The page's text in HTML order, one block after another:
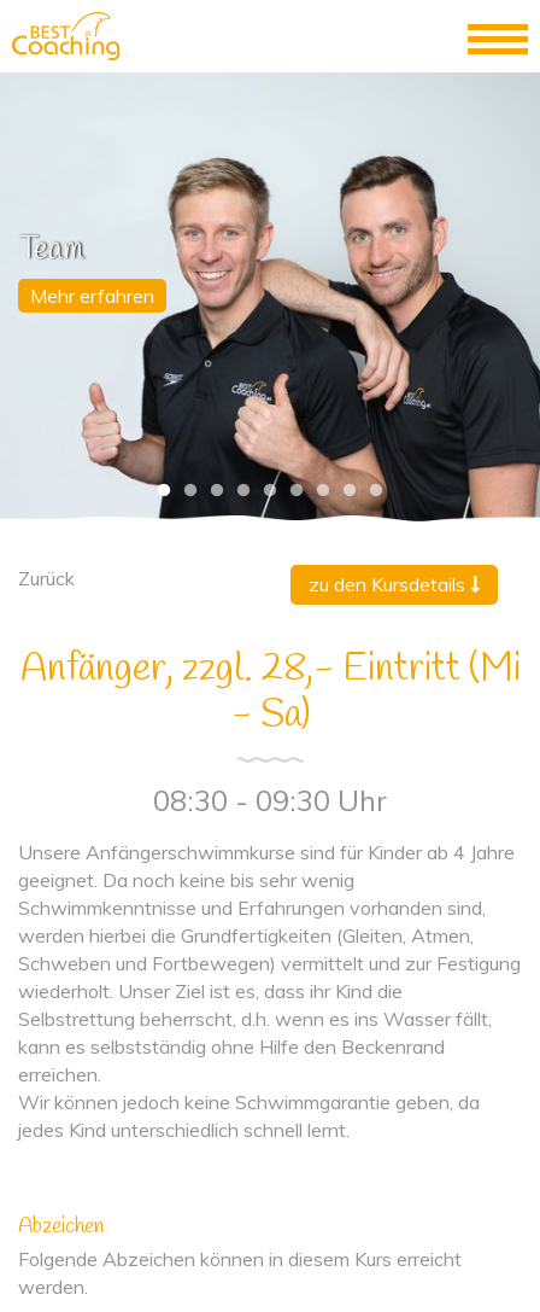
Team
Mehr erfahren
Zurück zu den Kursdetails
Anfänger, zzgl. 28,- Eintritt (Mi
- Sa)
08:30 - 09:30 Uhr
Unsere Anfängerschwimmkurse sind für Kinder ab 4 Jahre
geeignet. Da noch keine bis sehr wenig
Schwimmkenntnisse und Erfahrungen vorhanden sind,
werden hierbei die Grundfertigkeiten (Gleiten, Atmen,
Schweben und Fortbewegen) vermittelt und zur Festigung
wiederholt. Unser Ziel ist es, dass ihr Kind die
Selbstrettung beherrscht, d.h. wenn es ins Wasser fällt,
kann es selbstständig ohne Hilfe den Beckenrand
erreichen.
Wir können jedoch keine Schwimmgarantie geben, da
jedes Kind unterschiedlich schnell lernt.
Abzeichen
Folgende Abzeichen können in diesem Kurs erreicht
werden.